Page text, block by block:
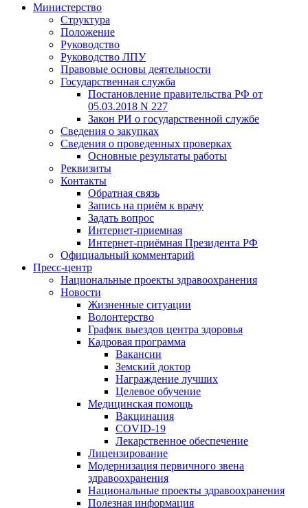
Министерство
Структура
Положение
Руководство
Руководство ЛПУ
Правовые основы деятельности
Государственная служба
Постановление правительства РФ от
05.03.2018 N 227
Закон РИ о государственной службе
Сведения о закупках
Сведения о проведенных проверках
Основные результаты работы
Реквизиты
Контакты
Обратная связь
Запись на приём к врачу
Задать вопрос
Интернет-приемная
Интернет-приёмная Президента РФ
Официальный комментарий
Пресс-центр
Национальные проекты здравоохранения
Новости
Жизненные ситуации
Волонтерство
График выездов центра здоровья
Кадровая программа
Вакансии
Земский доктор
Награждение лучших
Целевое обучение
Медицинская помощь
Вакцинация
COVID-19
Лекарственное обеспечение
Лицензирование
Модернизация первичного звена
здравоохранения
Национальные проекты здравоохранения
Полезная информация